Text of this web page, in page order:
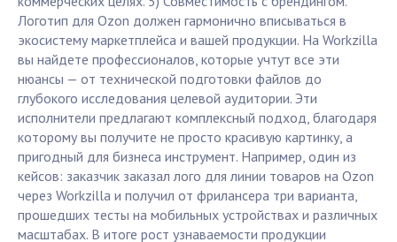
Логотип для Ozon должен гармонично вписываться в
экосистему маркетплейса и вашей продукции. На Workzilla
вы найдете профессионалов, которые учтут все эти
нюансы — от технической подготовки файлов до
глубокого исследования целевой аудитории. Эти
исполнители предлагают комплексный подход, благодаря
которому вы получите не просто красивую картинку, а
пригодный для бизнеса инструмент. Например, один из
кейсов: заказчик заказал лого для линии товаров на Ozon
через Workzilla и получил от фрилансера три варианта,
прошедших тесты на мобильных устройствах и различных
масштабах. В итоге рост узнаваемости продукции